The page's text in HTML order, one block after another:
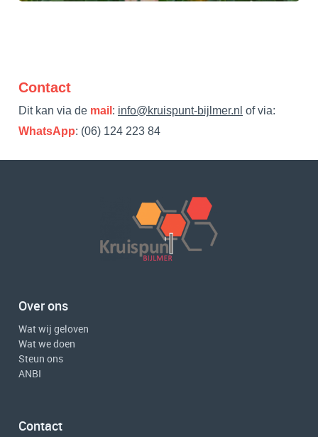
Contact
Dit kan via de mail : info@kruispunt-bijlmer.nl of via:
WhatsApp: (06) 124 223 84
Over ons
Wat wij geloven
Wat we doen
Steun ons
ANBI
Contact